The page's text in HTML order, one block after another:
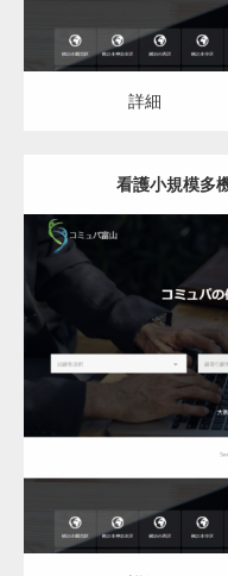
詳細
看護小規模多
更
看護小
詳細 検索サ